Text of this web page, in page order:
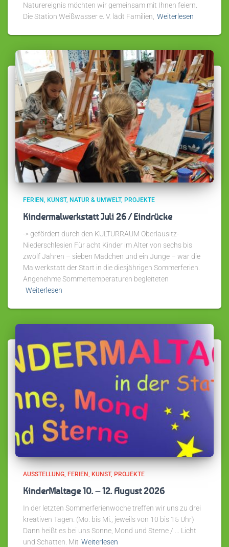
Naturereignis möchten wir gemeinsam mit Ihnen feiern.
Die Station Weißwasser e. V. lädt Familien, Weiterlesen
FERIEN KUNST NATUR & UMWELT PROJEKTE
Kindermalwerkstatt Juli 26 / Eindrücke
-> gefördert durch den KULTURRAUM Oberlausitz-
Niederschlesien Für acht Kinder im Alter von sechs bis
zwölf Jahren – sieben Mädchen und ein Junge – war die
Malwerkstatt der Start in die diesjährigen Sommerferien.
Angenehme Sommertemperaturen begleiteten
Weiterlesen
AUSSTELLUNG FERIEN KUNST PROJEKTE
KinderMaltage 10. – 12. August 2026
In der letzten Sommerferienwoche treffen wir uns zu drei
kreativen Tagen. (Mo. bis Mi., jeweils von 10 bis 15 Uhr)
Dann heißt es bei uns Sonne, Mond und Sterne / … Licht
und Schatten. Mit Weiterlesen